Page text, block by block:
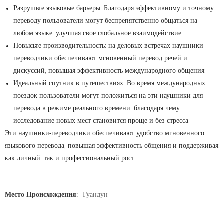
Разрушьте языковые барьеры. Благодаря эффективному и точному
переводу пользователи могут беспрепятственно общаться на
любом языке, улучшая свое глобальное взаимодействие.
Повысьте производительность: на деловых встречах наушники-
переводчики обеспечивают мгновенный перевод речей и
дискуссий, повышая эффективность международного общения.
Идеальный спутник в путешествиях. Во время международных
поездок пользователи могут положиться на эти наушники для
перевода в режиме реального времени, благодаря чему
исследование новых мест становится проще и без стресса.
Эти наушники-переводчики обеспечивают удобство мгновенного
языкового перевода, повышая эффективность общения и поддерживая
как личный, так и профессиональный рост.
Место Происхождения: Гуандун